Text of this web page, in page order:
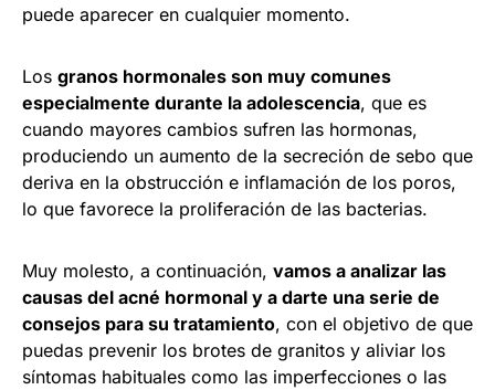
puede aparecer en cualquier momento.
Los granos hormonales son muy comunes
especialmente durante la adolescencia, que es
cuando mayores cambios sufren las hormonas,
produciendo un aumento de la secreción de sebo que
deriva en la obstrucción e inflamación de los poros,
lo que favorece la proliferación de las bacterias.
Muy molesto, a continuación, vamos a analizar las
causas del acné hormonal y a darte una serie de
consejos para su tratamiento, con el objetivo de que
puedas prevenir los brotes de granitos y aliviar los
síntomas habituales como las imperfecciones o las